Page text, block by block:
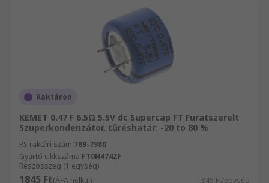
Raktáron
KEMET 0.47 F 6.5Ω 5.5V dc Supercap FT Furatszerelt
Szuperkondenzátor, tűréshatár: -20 to 80 %
RS raktári szám 789-7980
Gyártó cikkszáma FT0H474ZF
Részösszeg (1 egység)
1845 Ft(ÁFA nélkül) 1845 Ft/egység